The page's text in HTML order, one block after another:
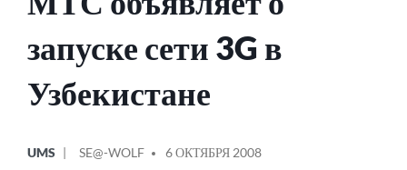
запуске сети 3G в
Узбекистане
В
UMS
ОТ
SE@-WOLF 6 ОКТЯБРЯ 2008